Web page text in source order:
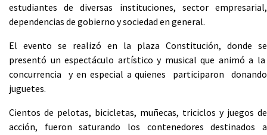
estudiantes de diversas instituciones, sector empresarial,
dependencias de gobierno y sociedad en general.
El evento se realizó en la plaza Constitución, donde se
presentó un espectáculo artístico y musical que animó a la
concurrencia y en especial a quienes participaron donando
juguetes.
Cientos de pelotas, bicicletas, muñecas, triciclos y juegos de
acción, fueron saturando los contenedores destinados a